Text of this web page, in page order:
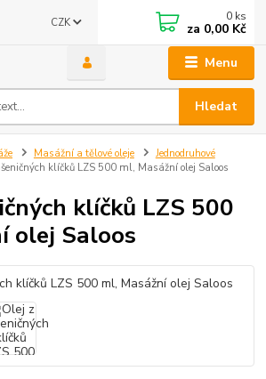
Menu
CZK
Hledat
0 ks
za 0,00 Kč
Masážní a tělové oleje
Jednodruhové
klíčků LZS 500 ml, Masážní olej Saloos
klíčků LZS 500
olej Saloos